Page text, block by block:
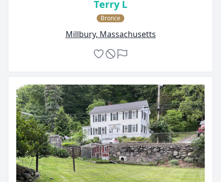
Terry L
Bronce
Millbury, Massachusetts